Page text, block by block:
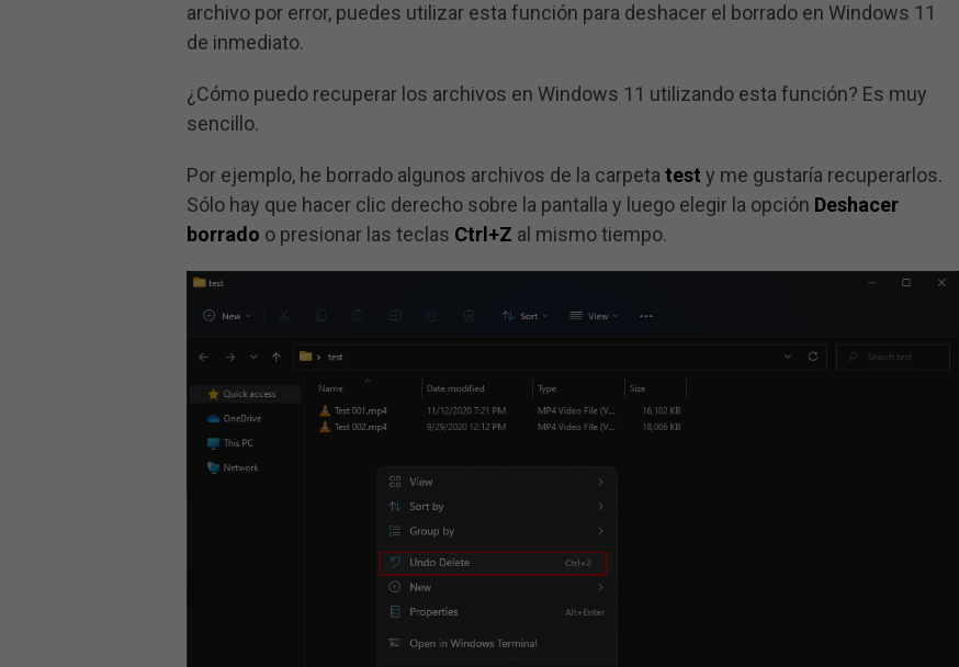
archivo por error, puedes utilizar esta función para deshacer el borrado en Windows 11
de inmediato.
¿Cómo puedo recuperar los archivos en Windows 11 utilizando esta función? Es muy
sencillo.
Por ejemplo, he borrado algunos archivos de la carpetatest y me gustaría recuperarlos.
Sólo hay que hacer clic derecho sobre la pantalla y luego elegir la opción Deshacer
borrado o presionar las teclas Ctrl+Z al mismo tiempo.